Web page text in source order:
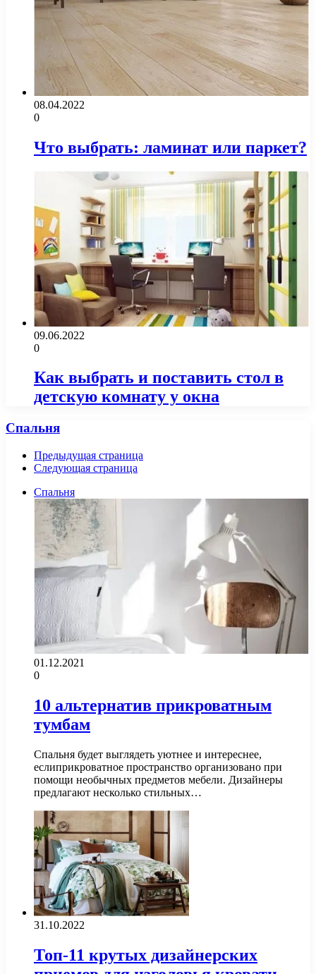
08.04.2022
0
Что выбрать: ламинат или паркет?
09.06.2022
0
Как выбрать и поставить стол в
детскую комнату у окна
Спальня
Предыдущая страница
Следующая страница
Спальня
01.12.2021
0
10 альтернатив прикроватным
тумбам
Спальня будет выглядеть уютнее и интереснее,
еслиприкроватное пространство организовано при
помощи необычных предметов мебели. Дизайнеры
предлагают несколько стильных…
31.10.2022
Топ-11 крутых дизайнерских